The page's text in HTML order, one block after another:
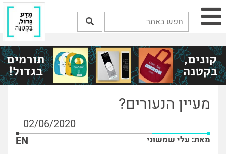
מעיין הנעורים?
02/06/2020
מאת: עלי שמשוני EN